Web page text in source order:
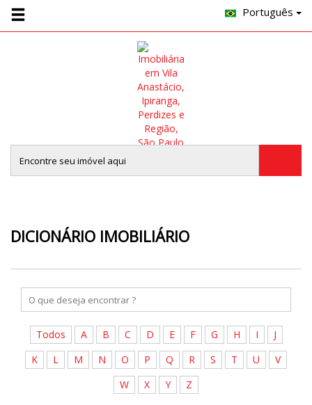
Português
DICIONÁRIO IMOBILIÁRIO
Todos A B C D E F G H I
J
K
L M N O P Q R S T U
V
W
X Y Z